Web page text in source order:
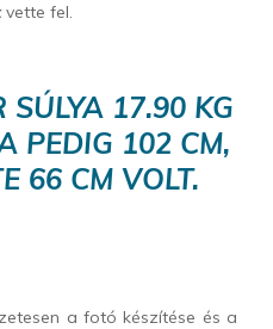
vette fel.
SÚLYA 17.90 KG
PEDIG 102 CM,
66 CM VOLT.
a fotó készítése és a